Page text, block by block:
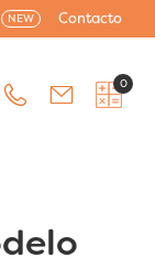
NEW Contacto
0